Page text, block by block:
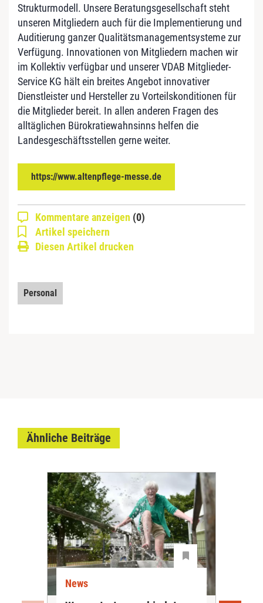
Strukturmodell. Unsere Beratungsgesellschaft steht
unseren Mitgliedern auch für die Implementierung und
Auditierung ganzer Qualitätsmanagementsysteme zur
Verfügung. Innovationen von Mitgliedern machen wir
im Kollektiv verfügbar und unserer VDAB Mitglieder-
Service KG hält ein breites Angebot innovativer
Dienstleister und Hersteller zu Vorteilskonditionen für
die Mitglieder bereit. In allen anderen Fragen des
alltäglichen Bürokratiewahnsinns helfen die
Landesgeschäftsstellen gerne weiter.
https://www.altenpflege-messe.de
Kommentare anzeigen (0)
Artikel speichern
Diesen Artikel drucken
Personal
Ähnliche Beiträge
News